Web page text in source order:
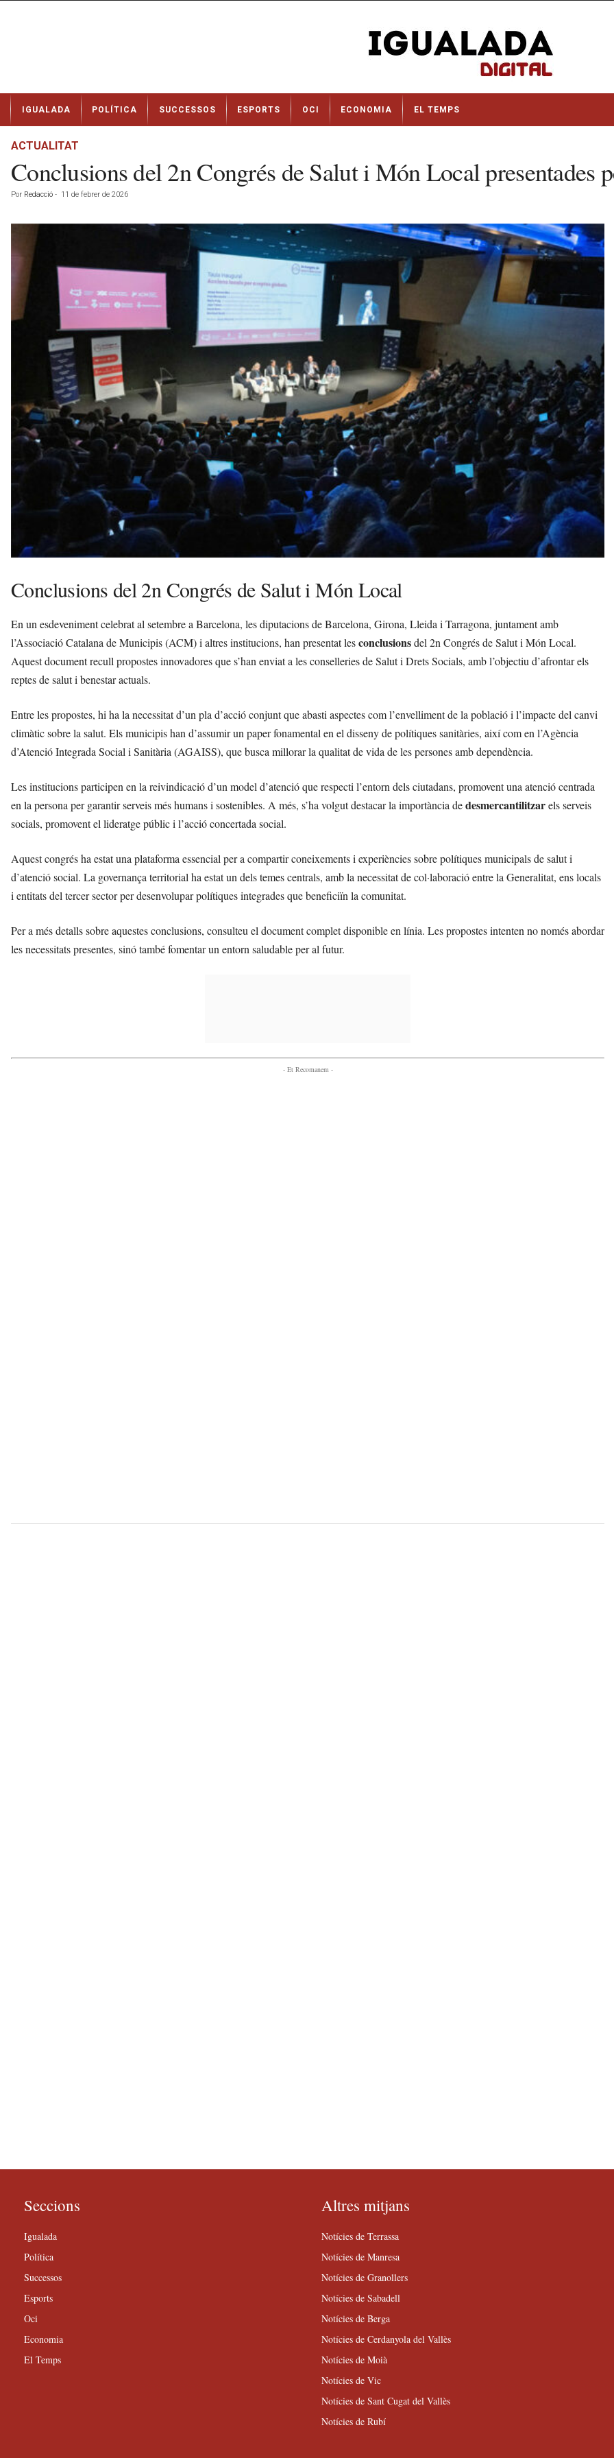
t
IGUALADA POLÍTICA SUCCESSOS ESPORTS OCI ECONOMIA EL TEMPS
ACTUALITAT
Conclusions del 2n Congrés de Salut i Món Local presentades
Por Redacció - 11 de febrer de 2026
Conclusions del 2n Congrés de Salut i Món Local
En un esdeveniment celebrat al setembre a Barcelona, les diputacions de Barcelona, Girona, Lleida i Tarragona, juntament amb
l’Associació Catalana de Municipis (ACM) i altres institucions, han presentat lesconclusionsdel 2n Congrés de Salut i Món Local.
Aquest document recull propostes innovadores que s’han enviat a les conselleries de Salut i Drets Socials, amb l’objectiu d’afrontar els
reptes de salut i benestar actuals.
Entre les propostes, hi ha la necessitat d’un pla d’acció conjunt que abasti aspectes com l’envelliment de la població i l’impacte del canvi
climàtic sobre la salut. Els municipis han d’assumir un paper fonamental en el disseny de polítiques sanitàries, així com en l’Agència
d’Atenció Integrada Social i Sanitària (AGAISS), que busca millorar la qualitat de vida de les persones amb dependència.
Les institucions participen en la reivindicació d’un model d’atenció que respecti l’entorn dels ciutadans, promovent una atenció centrada
en la persona per garantir serveis més humans i sostenibles. A més, s’ha volgut destacar la importància dedesmercantilitzarels serveis
socials, promovent el lideratge públic i l’acció concertada social.
Aquest congrés ha estat una plataforma essencial per a compartir coneixements i experiències sobre polítiques municipals de salut i
d’atenció social. La governança territorial ha estat un dels temes centrals, amb la necessitat de col·laboració entre la Generalitat, ens locals
i entitats del tercer sector per desenvolupar polítiques integrades que beneficiïn la comunitat.
Per a més detalls sobre aquestes conclusions, consulteu el document complet disponible en línia. Les propostes intenten no només abordar
les necessitats presentes, sinó també fomentar un entorn saludable per al futur.
- Et Recomanem -
Seccions
Igualada
Política
Successos
Esports
Oci
Economia
El Temps
Altres mitjans
Notícies de Terrassa
Notícies de Manresa
Notícies de Granollers
Notícies de Sabadell
Notícies de Berga
Notícies de Cerdanyola del Vallès
Notícies de Moià
Notícies de Vic
Notícies de Sant Cugat del Vallès
Notícies de Rubí